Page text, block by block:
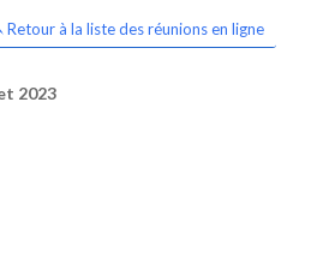
Retour à la liste des réunions en ligne
2023